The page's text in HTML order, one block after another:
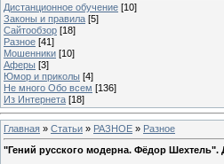
Дистанционное обучение [10]
Законы и правила [5]
Сайтообзор [18]
Разное [41]
Мошенники [10]
Аферы [3]
Юмор и приколы [4]
Не много Обо всем [136]
Из Интернета [18]
Главная » Статьи » РАЗНОЕ » Разное
"Гений русского модерна. Фёдор